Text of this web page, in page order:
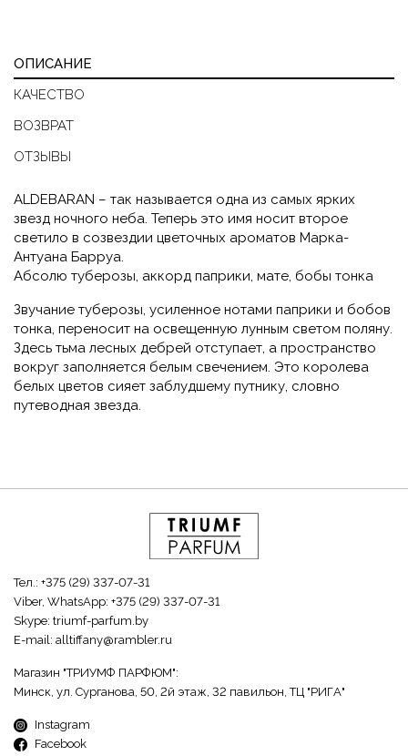
ОПИСАНИЕ
КАЧЕСТВО
ВОЗВРАТ
ОТЗЫВЫ
ALDEBARAN – так называется одна из самых ярких
звезд ночного неба. Теперь это имя носит второе
светило в созвездии цветочных ароматов Марка-
Антуана Барруа.
Абсолю туберозы, аккорд паприки, мате, бобы тонка
Звучание туберозы, усиленное нотами паприки и бобов
тонка, переносит на освещенную лунным светом поляну.
Здесь тьма лесных дебрей отступает, а пространство
вокруг заполняется белым свечением. Это королева
белых цветов сияет заблудшему путнику, словно
путеводная звезда.
Тел.: +375 (29) 337-07-31
Viber, WhatsApp: +375 (29) 337-07-31
Skype: triumf-parfum.by
E-mail: alltiffany@rambler.ru
Магазин "ТРИУМФ ПАРФЮМ":
Минск, ул. Сурганова, 50, 2й этаж, 32 павильон, ТЦ "РИГА"
Instagram
Facebook